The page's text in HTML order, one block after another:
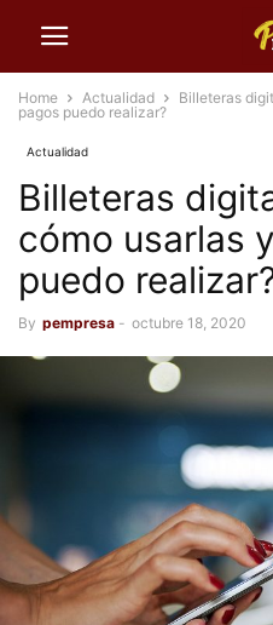
Home Actualidad
Billeteras
pagos puedo realizar?
Actualidad
Billeteras
cómo usarlas
puedo
By pempresa - octubre 18, 2020